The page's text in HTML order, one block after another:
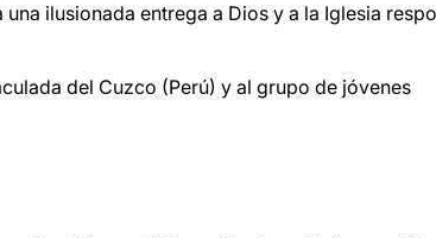
ilusionada entrega a Dios y a la Iglesia
del Cuzco (Perú) y al grupo de jóvenes